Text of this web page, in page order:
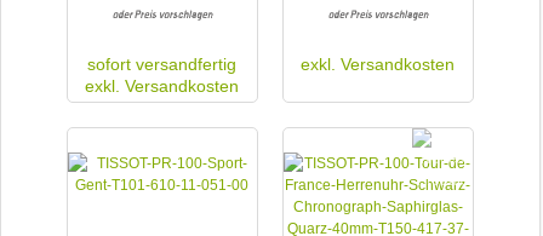
sofort versandfertig
exkl.Versandkosten
exkl.Versandkosten